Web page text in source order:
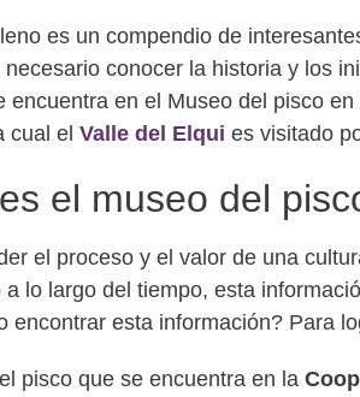
es un compendio de
necesario conocer la historia y los
encuentra en el Museo del pisco
cual el Valle del Elqui es visitado
el museo del
el proceso y el valor de una
a lo largo del tiempo, esta
encontrar esta información? Para
pisco que se encuentra en la